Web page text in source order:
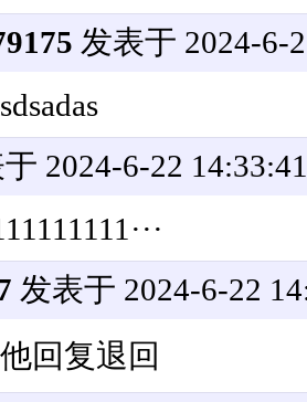
发表于 2024-6-
2024-6-22 14:33:41
发表于 2024-6-22
回复退回